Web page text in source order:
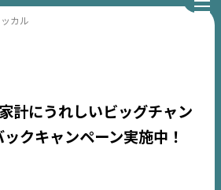
カル
計にうれしいビッグチャン
クキャンペーン実施中！